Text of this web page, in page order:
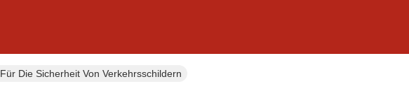
Die Sicherheit Von Verkehrsschildern